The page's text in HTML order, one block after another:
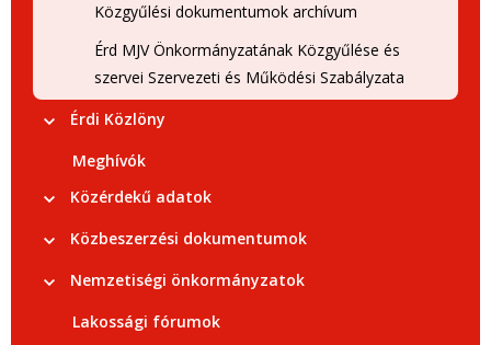
Közgyűlési dokumentumok archívum
Érd MJV Önkormányzatának Közgyűlése és
szervei Szervezeti és Működési Szabályzata
Érdi Közlöny
Meghívók
Közérdekű adatok
Közbeszerzési dokumentumok
Nemzetiségi önkormányzatok
Lakossági fórumok